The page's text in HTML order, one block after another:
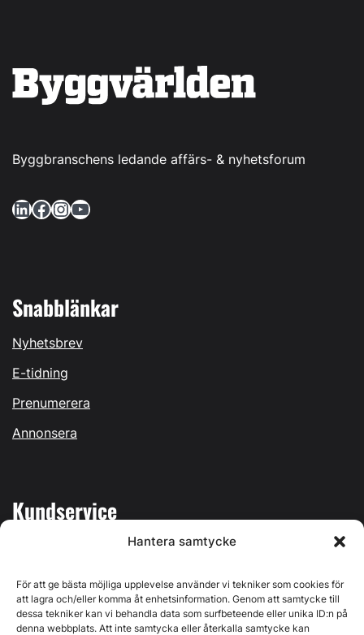
Hantera samtycke
För att ge bästa möjliga upplevelse använder vi tekniker som cookies för
att lagra och/eller komma åt enhetsinformation. Genom att samtycke till
dessa tekniker kan vi behandla data som surfbeteende eller unika ID:n på
denna webbplats. Att inte samtycka eller återkalla samtycke kan
Byggbranschens ledande affärs- & nyhetsforum
LinkedIn Facebook InstagramYouTube
Snabblänkar
Nyhetsbrev
E-tidning
Prenumerera
Annonsera
Kundservice
Kontakta oss